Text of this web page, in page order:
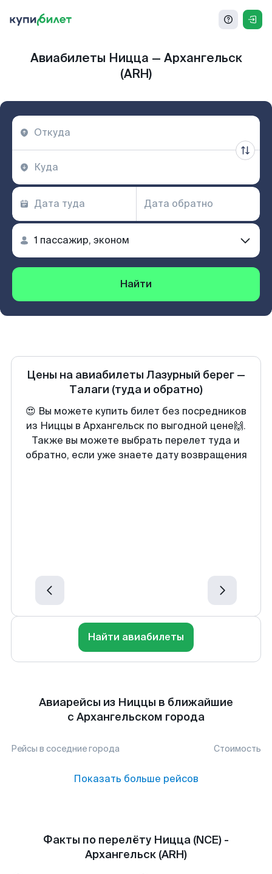
Авиабилеты Ницца — Архангельск
(ARH)
Найти
Цены на авиабилеты Лазурный берег —
Талаги (туда и обратно)
😍 Вы можете купить билет без посредников
из Ниццы в Архангельск по выгодной цене🙌.
Также вы можете выбрать перелет туда и
обратно, если уже знаете дату возвращения
Найти авиабилеты
Авиарейсы из Ниццы в ближайшие
с Архангельском города
Рейсы в соседние города Стоимость
Показать больше рейсов
Факты по перелёту Ницца (NCE) -
Архангельск (ARH)